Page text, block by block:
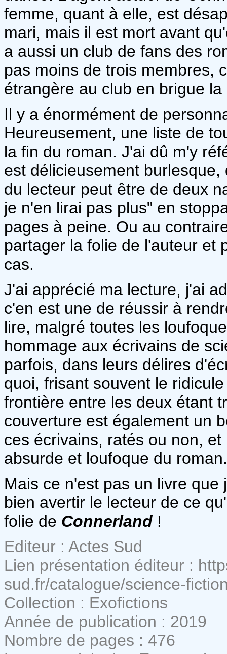
femme, quant à elle, est
mari, mais il est mort avant
a aussi un club de fans des
pas moins de trois membres,
étrangère au club en brigue
Il y a énormément de
Heureusement, une liste de
la fin du roman. J'ai dû m'y
est délicieusement
du lecteur peut être de deux
je n'en lirai pas plus" en
pages à peine. Ou au
partager la folie de l'auteur et
cas.
J'ai apprécié ma lecture, j'ai
c'en est une de réussir à
lire, malgré toutes les
hommage aux écrivains de
parfois, dans leurs délires
quoi, frisant souvent le
frontière entre les deux étant
couverture est également un
ces écrivains, ratés ou non,
absurde et loufoque du roman.
Mais ce n'est pas un livre
bien avertir le lecteur de ce
folie de Connerland !
Editeur : Actes Sud
Lien présentation éditeur :
sud.fr/catalogue/science-
Collection : Exofictions
Année de publication : 2019
Nombre de pages : 476